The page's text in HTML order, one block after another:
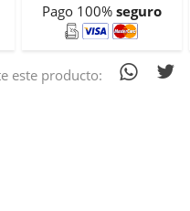
Pago 100% seguro
este producto: